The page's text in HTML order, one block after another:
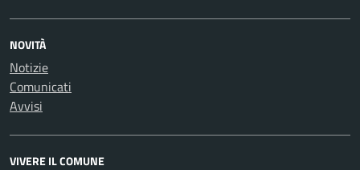
NOVITÀ
Notizie
Comunicati
Avvisi
VIVERE IL COMUNE